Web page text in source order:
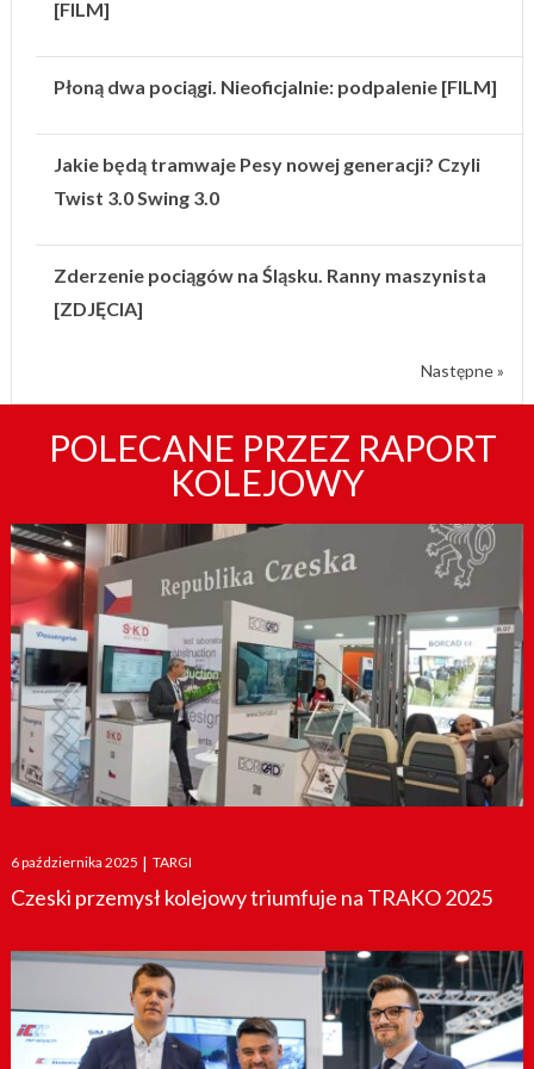
[FILM]
Płoną dwa pociągi. Nieoficjalnie: podpalenie [FILM]
Jakie będą tramwaje Pesy nowej generacji? Czyli
Twist 3.0 Swing 3.0
Zderzenie pociągów na Śląsku. Ranny maszynista
[ZDJĘCIA]
Następne »
POLECANE PRZEZ RAPORT
KOLEJOWY
Posted
on
6 października 2025 | TARGI
Czeski przemysł kolejowy triumfuje na TRAKO 2025